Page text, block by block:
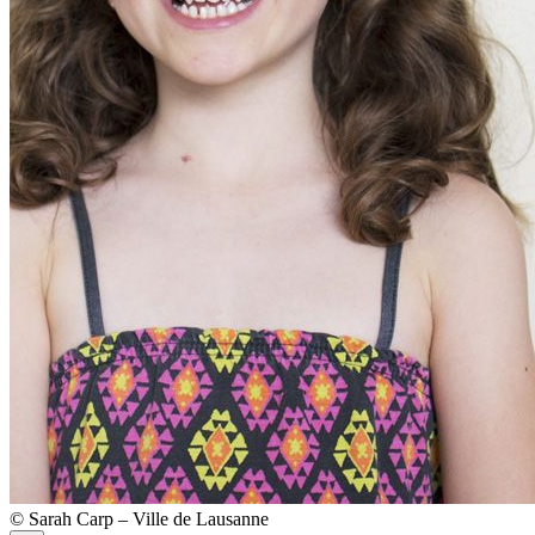
© Sarah Carp – Ville de Lausanne